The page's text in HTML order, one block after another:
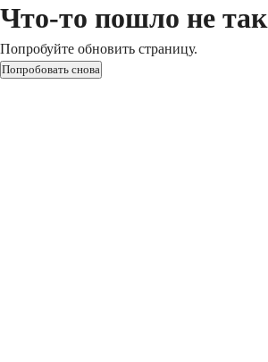
Что-то пошло не так
Попробуйте обновить страницу.
Попробовать снова